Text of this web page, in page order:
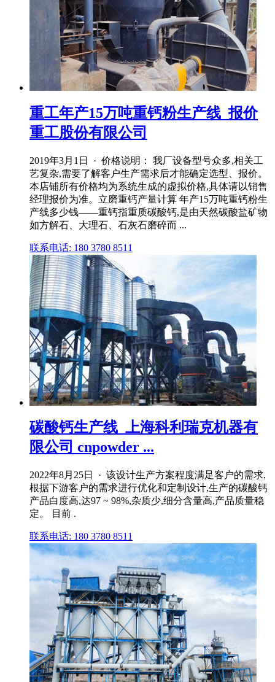
重工年产15万吨重钙粉生产线_报价
重工股份有限公司
2019年3月1日 · 价格说明： 我厂设备型号众多,相关工
艺复杂,需要了解客户生产需求后才能确定选型、报价。
本店铺所有价格均为系统生成的虚拟价格,具体请以销售
经理报价为准。立磨重钙产量计算 年产15万吨重钙粉生
产线多少钱——重钙指重质碳酸钙,是由天然碳酸盐矿物
如方解石、大理石、石灰石磨碎而 ...
联系电话: 180 3780 8511
碳酸钙生产线_上海科利瑞克机器有
限公司 cnpowder ...
2022年8月25日 · 该设计生产方案程度满足客户的需求,
根据下游客户的需求进行优化和定制设计,生产的碳酸钙
产品白度高,达97 ~ 98%,杂质少,细分含量高,产品质量稳
定。 目前 .
联系电话: 180 3780 8511